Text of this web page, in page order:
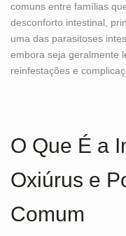
comuns entre famílias
desconforto intestinal,
uma das parasitoses
embora seja geralmente
reinfestações e
O Que É a
Oxiúrus e
Comum